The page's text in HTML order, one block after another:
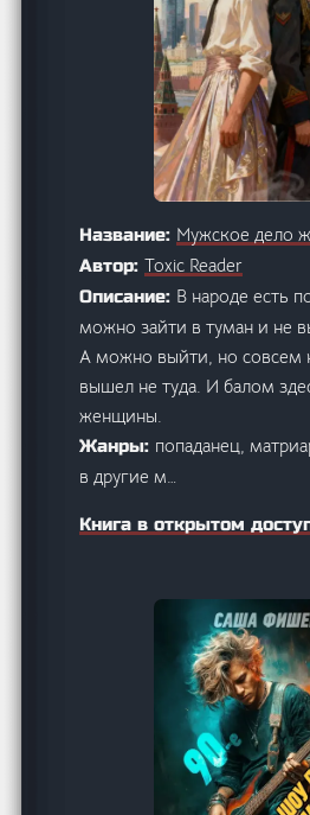
Название: Мужское дело
Автор:Toxic Reader
Описание: В народе есть
можно зайти в туман и не
А можно выйти, но совсем
вышел не туда. И балом
женщины.
Жанры: попаданец,
в другие м…
Книга в открытом